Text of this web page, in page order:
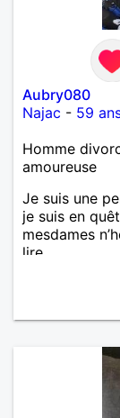
Aubry080
Najac - 59
Homme
amoureuse
Je suis une
je suis en
mesdames
lire.